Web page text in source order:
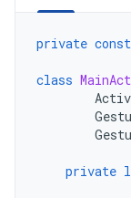
private const
class
private